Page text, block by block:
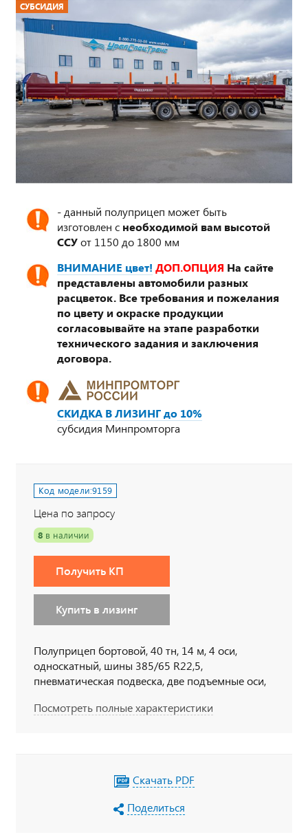
СУБСИДИЯ
- данный полуприцеп может быть
изготовлен с необходимой вам высотой
ССУот 1150 до 1800 мм
ВНИМАНИЕ цвет! ДОП.ОПЦИЯ На сайте
представлены автомобили разных
расцветок. Все требования и пожелания
по цвету и окраске продукции
согласовывайте на этапе разработки
технического задания и заключения
договора.
СКИДКА В ЛИЗИНГ до 10%
субсидия Минпромторга
Код модели:9159
Цена по запросу
8 в наличии
Получить КП
Купить в лизинг
Полуприцеп бортовой, 40 тн, 14 м, 4 оси,
односкатный, шины 385/65 R22,5,
пневматическая подвеска, две подъемные оси,
Посмотреть полные характеристики
Скачать PDF
Поделиться